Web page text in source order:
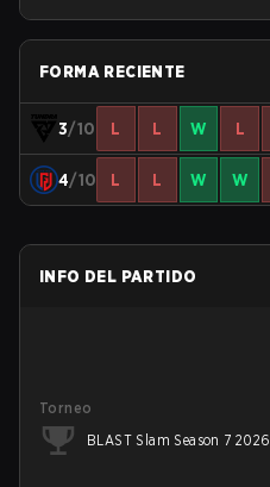
FORMA RECIENTE
3/10 L L W L
4/10 L L W W
INFO DEL PARTIDO
Torneo
BLAST Slam Season 7 2026